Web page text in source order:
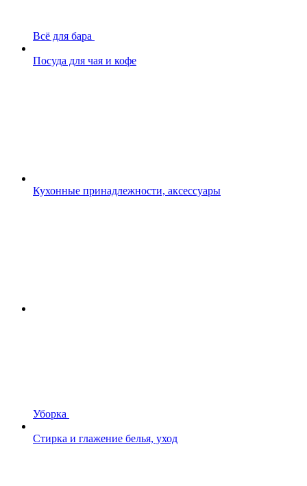
Всё для бара
Посуда для чая и кофе
Кухонные принадлежности, аксессуары
Уборка
Стирка и глажение белья, уход